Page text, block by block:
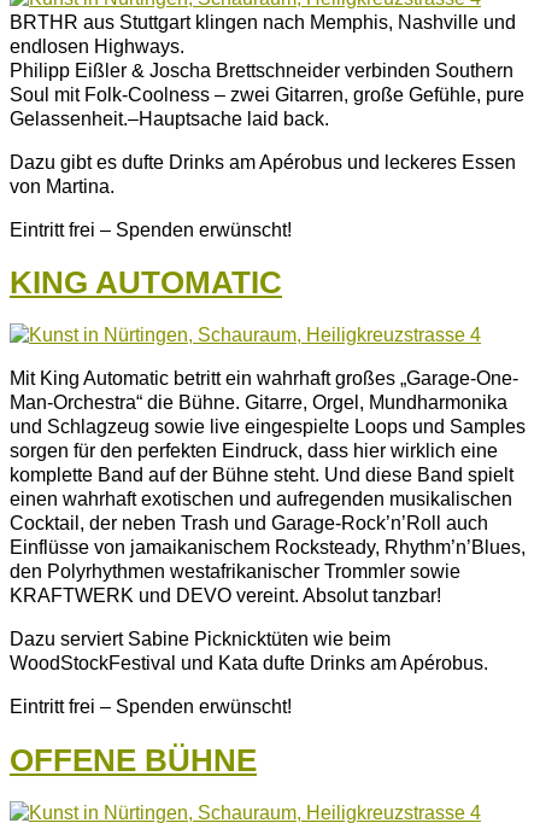
BRTHR aus Stuttgart klingen nach Memphis, Nashville und
endlosen Highways.
Philipp Eißler & Joscha Brettschneider verbinden Southern
Soul mit Folk-Coolness – zwei Gitarren, große Gefühle, pure
Gelassenheit.–Hauptsache laid back.
Dazu gibt es dufte Drinks am Apérobus und leckeres Essen
von Martina.
Eintritt frei – Spenden erwünscht!
KING AUTOMATIC
Mit King Automatic betritt ein wahrhaft großes „Garage-One-
Man-Orchestra“ die Bühne. Gitarre, Orgel, Mundharmonika
und Schlagzeug sowie live eingespielte Loops und Samples
sorgen für den perfekten Eindruck, dass hier wirklich eine
komplette Band auf der Bühne steht. Und diese Band spielt
einen wahrhaft exotischen und aufregenden musikalischen
Cocktail, der neben Trash und Garage-Rock’n’Roll auch
Einflüsse von jamaikanischem Rocksteady, Rhythm’n’Blues,
den Polyrhythmen westafrikanischer Trommler sowie
KRAFTWERK und DEVO vereint. Absolut tanzbar!
Dazu serviert Sabine Picknicktüten wie beim
WoodStockFestival und Kata dufte Drinks am Apérobus.
Eintritt frei – Spenden erwünscht!
OFFENE BÜHNE